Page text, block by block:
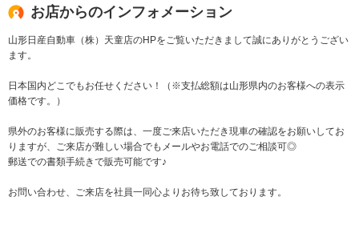
お店からのインフォメーション
山形日産自動車（株）天童店のHPをご覧いただきまして誠にありがとうござい
ます。
日本国内どこでもお任せください！（※支払総額は山形県内のお客様への表示
価格です。）
県外のお客様に販売する際は、一度ご来店いただき現車の確認をお願いしてお
りますが、ご来店が難しい場合でもメールやお電話でのご相談可◎
郵送での書類手続きで販売可能です♪
お問い合わせ、ご来店を社員一同心よりお待ち致しております。